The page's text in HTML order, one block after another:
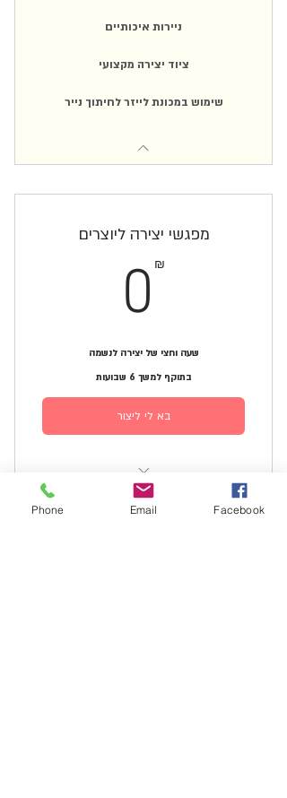
ניירות איכותיים
ציוד יצירה מקצועי
שימוש במכונת לייזר לחיתוך נייר
מפגשי יצירה ליוצרים
₪
0
שעה וחצי של יצירה לנשמה
בתוקף למשך 6 שבועות
בא לי ליצור
דמיינו שולחן מלא בניירות, מדבקות,
דבקים, טושים, ועוד..
Phone Email Facebook